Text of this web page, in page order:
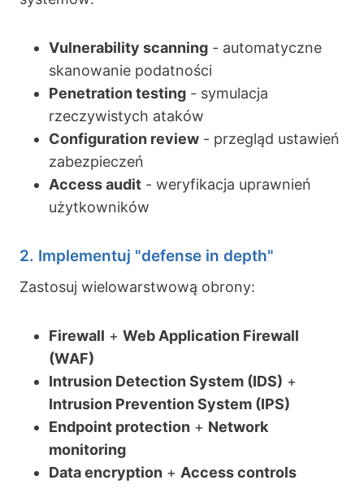
Vulnerability scanning - automatyczne
skanowanie podatności
Penetration testing - symulacja
rzeczywistych ataków
Configuration review - przegląd ustawień
zabezpieczeń
Access audit - weryfikacja uprawnień
użytkowników
2. Implementuj "defense in depth"
Zastosuj wielowarstwową obrony:
Firewall + Web Application Firewall
(WAF)
Intrusion Detection System (IDS) +
Intrusion Prevention System (IPS)
Endpoint protection + Network
monitoring
Data encryption + Access controls